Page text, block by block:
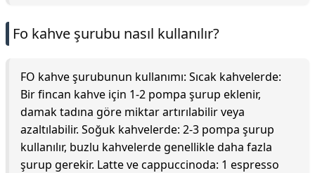
Fo kahve şurubu nasıl kullanılır?
FO kahve şurubunun kullanımı: Sıcak kahvelerde:
Bir fincan kahve için 1-2 pompa şurup eklenir,
damak tadına göre miktar artırılabilir veya
azaltılabilir. Soğuk kahvelerde: 2-3 pompa şurup
kullanılır, buzlu kahvelerde genellikle daha fazla
şurup gerekir. Latte ve cappuccinoda: 1 espresso